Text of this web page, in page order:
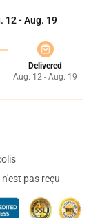
12 - Aug. 19
Delivered
Aug. 12 - Aug. 19
pas reçu